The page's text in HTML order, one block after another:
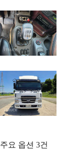
주요 옵션 3건